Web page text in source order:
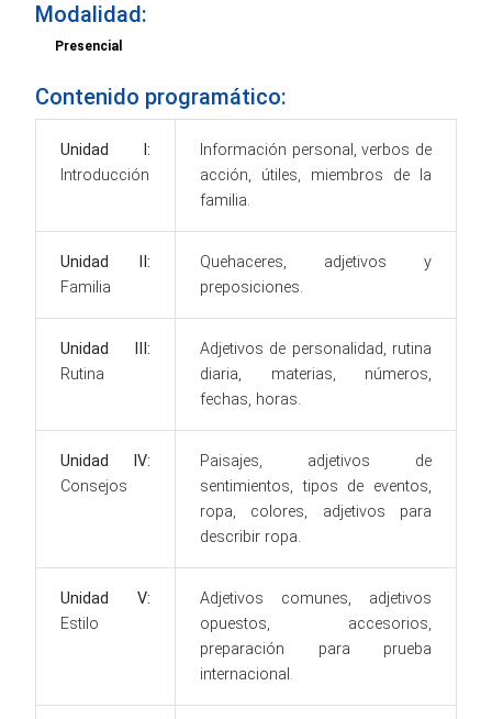
Modalidad:
Presencial
Contenido programático:
Unidad I:
Introducción
Información personal, verbos de
acción, útiles, miembros de la
familia.
Unidad II:
Familia
Quehaceres, adjetivos y
preposiciones.
Unidad III:
Rutina
Adjetivos de personalidad, rutina
diaria, materias, números,
fechas, horas.
Unidad IV:
Consejos
Paisajes, adjetivos de
sentimientos, tipos de eventos,
ropa, colores, adjetivos para
describir ropa.
Unidad V:
Estilo
Adjetivos comunes, adjetivos
opuestos, accesorios,
preparación para prueba
internacional.